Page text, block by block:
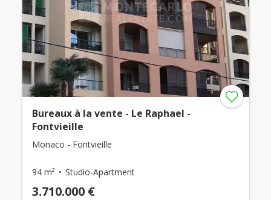
Bureaux à la vente - Le Raphael -
Fontvieille
Monaco - Fontvieille
94 m² Studio-Apartment
3.710.000 €